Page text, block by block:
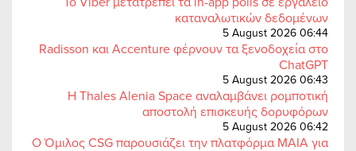
καταναλωτικών δεδομένων
5 August 2026 06:44
Radisson και Accenture φέρνουν τα ξενοδοχεία στο
ChatGPT
5 August 2026 06:43
Η Thales Alenia Space αναλαμβάνει ρομποτική
αποστολή επισκευής δορυφόρων
5 August 2026 06:42
Ο Όμιλος CSG παρουσιάζει την πλατφόρμα MAIA για